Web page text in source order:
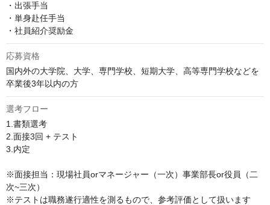
・出張手当
・単身赴任手当
・社員紹介奨励金
応募資格
国内外の大学院、大学、専門学校、短期大学、高等専門学校などを
卒業後3年以内の方
選考フロー
1.書類選考
2.面接3回 + テスト
3.内定
※面接担当：現場社員orマネージャー（一次）事業部長or役員（二
次~三次）
※テストは職務遂行適性を測るもので、参考評価として扱います